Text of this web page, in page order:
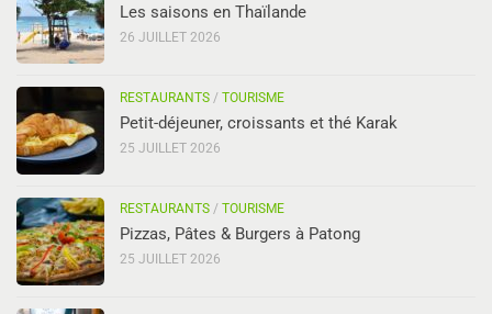
Les saisons en Thaïlande
26 JUILLET 2026
RESTAURANTS / TOURISME
Petit-déjeuner, croissants et thé Karak
25 JUILLET 2026
RESTAURANTS / TOURISME
Pizzas, Pâtes & Burgers à Patong
25 JUILLET 2026